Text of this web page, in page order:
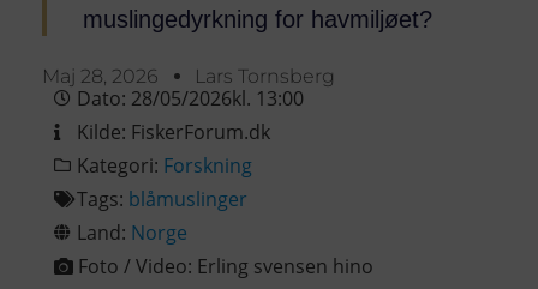
muslingedyrkning for havmiljøet?
Maj 28, 2026 Lars Tornsberg
Dato: 28/05/2026kl. 13:00
Kilde: FiskerForum.dk
Kategori: Forskning
Tags: blåmuslinger
Land: Norge
Foto / Video: Erling svensen hino